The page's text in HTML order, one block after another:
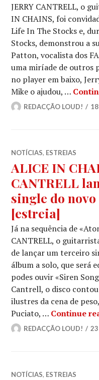
JERRY CANTRELL, o
IN CHAINS, foi
Life In The Stocks e,
Stocks, demonstrou a
Patton, vocalista dos
uma miríade de outros
no player em baixo,
Mike o ajudou, …
REDACÇÃO LOUD!
NOTÍCIAS, ESTREIAS
ALICE IN
CANTRELL
single do
[estreia]
Já na sequência de
CANTRELL, o
de lançar um terceiro
álbum a solo, que será
podes ouvir «Siren
Cantrell, o disco
ilustres da cena de
Puciato, … Continue
REDACÇÃO LOUD!
NOTÍCIAS, ESTREIAS